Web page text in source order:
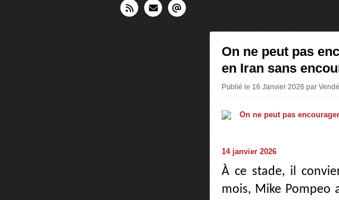
On ne peut pas
en Iran sans
Publié le 16 Janvier 2026 par
14 janvier 2026
À ce stade, il
mois, Mike Pompeo